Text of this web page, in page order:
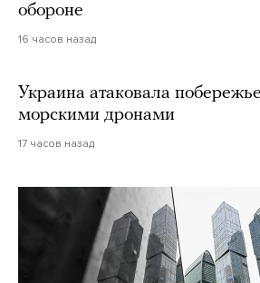
обороне
16 часов назад
Украина атаковала
морскими дронами
17 часов назад